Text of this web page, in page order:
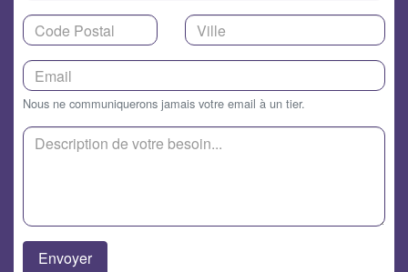
Nous ne communiquerons jamais votre email à un tier.